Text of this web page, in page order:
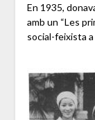
En 1935,
amb un “Les
social-feixista a